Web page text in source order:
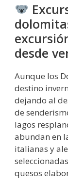
desde
Aunque los
destino
dejando al
de
lagos
abundan en
italianas y
quesos